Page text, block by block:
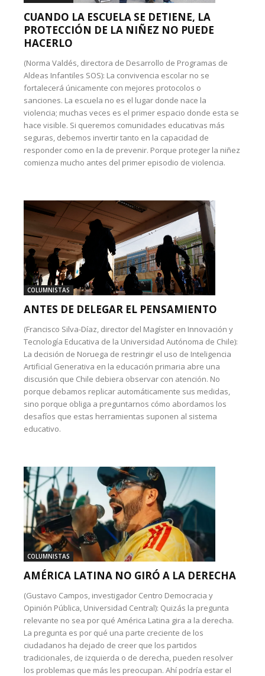
CUANDO LA ESCUELA SE DETIENE, LA
PROTECCIÓN DE LA NIÑEZ NO PUEDE
HACERLO
(Norma Valdés, directora de Desarrollo de Programas de
Aldeas Infantiles SOS): La convivencia escolar no se
fortalecerá únicamente con mejores protocolos o
sanciones. La escuela no es el lugar donde nace la
violencia; muchas veces es el primer espacio donde esta se
hace visible. Si queremos comunidades educativas más
seguras, debemos invertir tanto en la capacidad de
responder como en la de prevenir. Porque proteger la niñez
comienza mucho antes del primer episodio de violencia.
COLUMNISTAS
ANTES DE DELEGAR EL PENSAMIENTO
(Francisco Silva-Díaz, director del Magíster en Innovación y
Tecnología Educativa de la Universidad Autónoma de Chile):
La decisión de Noruega de restringir el uso de Inteligencia
Artificial Generativa en la educación primaria abre una
discusión que Chile debiera observar con atención. No
porque debamos replicar automáticamente sus medidas,
sino porque obliga a preguntarnos cómo abordamos los
desafíos que estas herramientas suponen al sistema
educativo.
COLUMNISTAS
AMÉRICA LATINA NO GIRÓ A LA DERECHA
(Gustavo Campos, investigador Centro Democracia y
Opinión Pública, Universidad Central): Quizás la pregunta
relevante no sea por qué América Latina gira a la derecha.
La pregunta es por qué una parte creciente de los
ciudadanos ha dejado de creer que los partidos
tradicionales, de izquierda o de derecha, pueden resolver
los problemas que más les preocupan. Ahí podría estar el